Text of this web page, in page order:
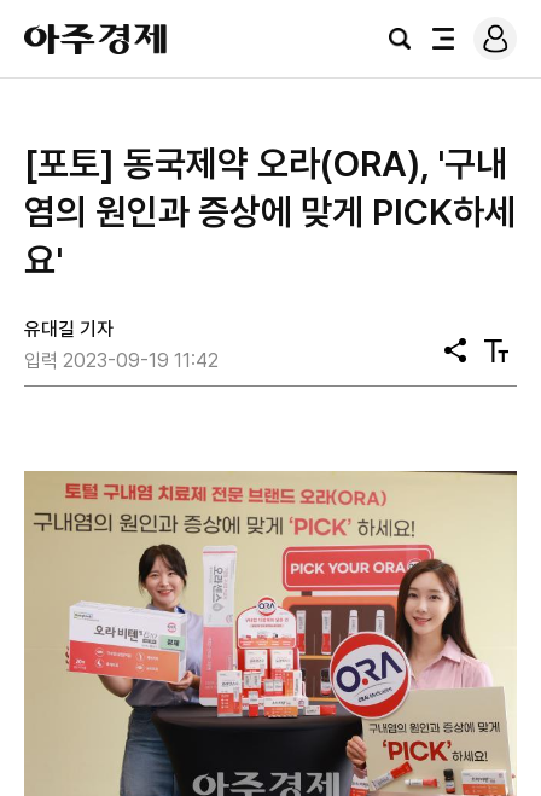
아
주
경
검
전
로
그
[포토] 동국제약 오라(ORA), '구내
염의 원인과 증상에 맞게 PICK하세
요'
유대길 기자
입력 2023-09-19 11:42
공
유
텍
스